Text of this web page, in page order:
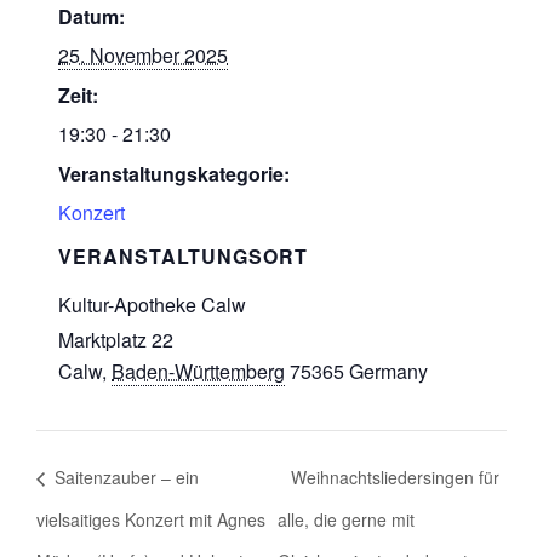
Datum:
25. November 2025
Zeit:
19:30 - 21:30
Veranstaltungskategorie:
Konzert
VERANSTALTUNGSORT
Kultur-Apotheke Calw
Marktplatz 22
Calw, Baden-Württemberg 75365Germany
Saitenzauber – ein
vielsaitiges Konzert mit Agnes
Weihnachtsliedersingen für
alle, die gerne mit